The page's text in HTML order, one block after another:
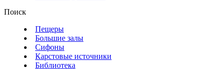
Поиск
Пещеры
Большие залы
Сифоны
Карстовые источники
Библиотека